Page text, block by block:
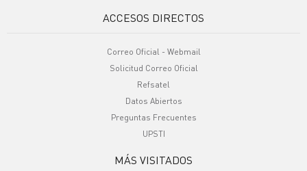
ACCESOS DIRECTOS
Correo Oficial - Webmail
Solicitud Correo Oficial
Refsatel
Datos Abiertos
Preguntas Frecuentes
UPSTI
MÁS VISITADOS